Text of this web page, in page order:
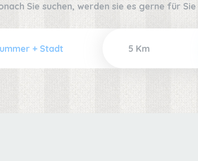
Sie suchen, werden sie es gerne für